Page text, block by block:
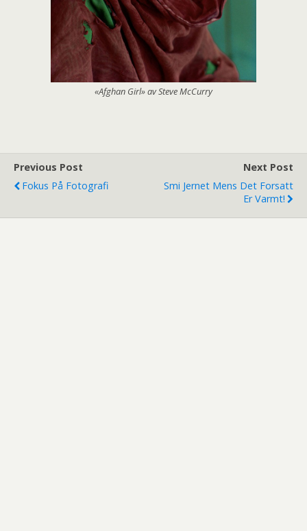
«Afghan Girl» av Steve McCurry
Previous Post
Fokus På Fotografi
Next Post
Smi Jernet Mens Det Forsatt
Er Varmt!